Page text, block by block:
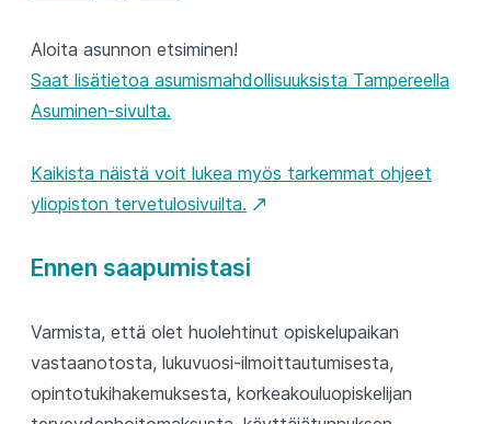
Aloita asunnon etsiminen!
Saat lisätietoa asumismahdollisuuksista Tampereella
Asuminen-sivulta.
Kaikista näistä voit lukea myös tarkemmat ohjeet
yliopiston tervetulosivuilta.
Ennen saapumistasi
Varmista, että olet huolehtinut opiskelupaikan
vastaanotosta, lukuvuosi-ilmoittautumisesta,
opintotukihakemuksesta, korkeakouluopiskelijan